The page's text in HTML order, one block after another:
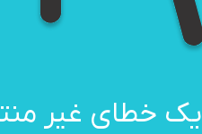
یک خطای غیر